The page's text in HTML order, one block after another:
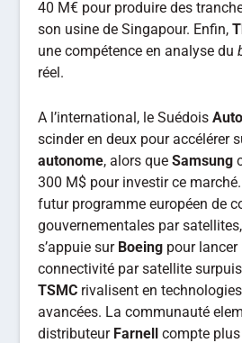
40 M€ pour produire des
son usine de Singapour. Enfin,
une compétence en analyse du
réel.
A l’international, le Suédois
scinder en deux pour accélérer
autonome, alors queSamsung
300 M$ pour investir ce
futur programme européen de
gouvernementales par
s’appuie sur Boeing pour lancer
connectivité par satellite
TSMC rivalisent en
avancées. La communauté
distributeur Farnell compte